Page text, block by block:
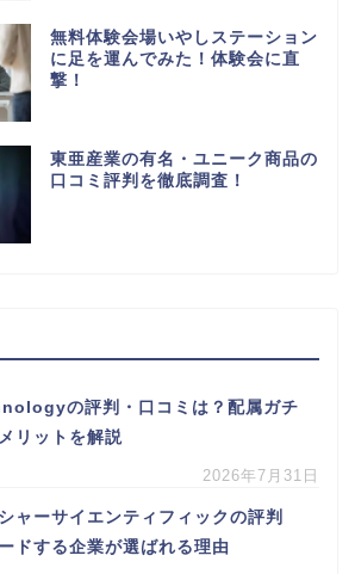
無料体験会場いやしステーション
に足を運んでみた！体験会に直
撃！
東亜産業の有名・ユニーク商品の
口コミ評判を徹底調査！
の評判・口コミは？配属ガチ
リットを解説
2026年7月31日
ャーサイエンティフィックの評判
ドする企業が選ばれる理由